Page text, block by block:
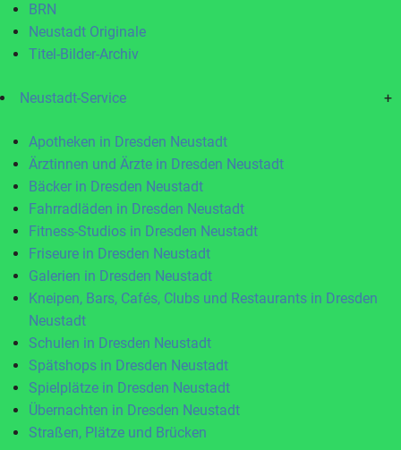
BRN
Neustadt Originale
Titel-Bilder-Archiv
Neustadt-Service +
Apotheken in Dresden Neustadt
Ärztinnen und Ärzte in Dresden Neustadt
Bäcker in Dresden Neustadt
Fahrradläden in Dresden Neustadt
Fitness-Studios in Dresden Neustadt
Friseure in Dresden Neustadt
Galerien in Dresden Neustadt
Kneipen, Bars, Cafés, Clubs und Restaurants in Dresden
Neustadt
Schulen in Dresden Neustadt
Spätshops in Dresden Neustadt
Spielplätze in Dresden Neustadt
Übernachten in Dresden Neustadt
Straßen, Plätze und Brücken